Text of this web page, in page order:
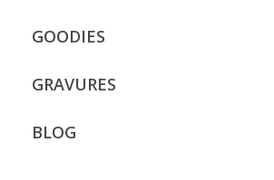
GOODIES
GRAVURES
BLOG